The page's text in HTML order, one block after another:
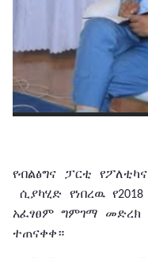
የብልፅግና ፓርቲ የፖለቲካና
ሲያካሂድ የነበረዉ የ2018
አፈፃፀም ግምገማ መድረክ
ተጠናቀቀ።